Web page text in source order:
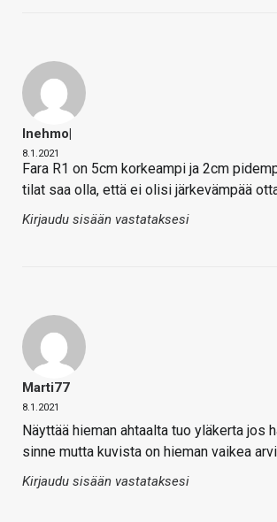
Inehmo|
8.1.2021
Fara R1 on 5cm korkeampi ja 2cm
tilat saa olla, että ei olisi järkevämpää
Kirjaudu sisään vastataksesi
Marti77
8.1.2021
Näyttää hieman ahtaalta tuo yläkerta jos
sinne mutta kuvista on hieman vaikea
Kirjaudu sisään vastataksesi